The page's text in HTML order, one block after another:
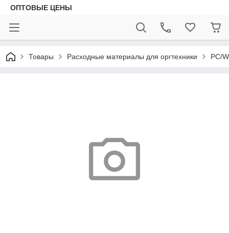
ОПТОВЫЕ ЦЕНЫ
Товары Расходные материалы для оргтехники PC/